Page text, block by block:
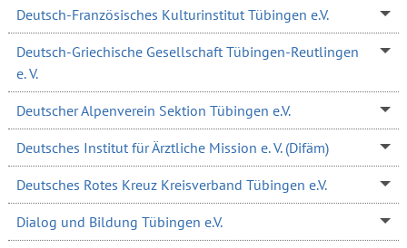
Deutsch-Französisches Kulturinstitut Tübingen e.V.
Deutsch-Griechische Gesellschaft Tübingen-Reutlingen
e. V.
Deutscher Alpenverein Sektion Tübingen e.V.
Deutsches Institut für Ärztliche Mission e. V. (Difäm)
Deutsches Rotes Kreuz Kreisverband Tübingen e.V.
Dialog und Bildung Tübingen e.V.